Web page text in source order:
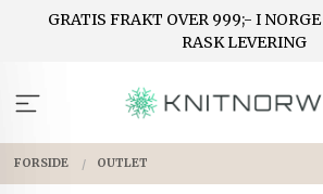
GRATIS FRAKT OVER 999;- I NORGE
RASK LEVERING
FORSIDE OUTLET